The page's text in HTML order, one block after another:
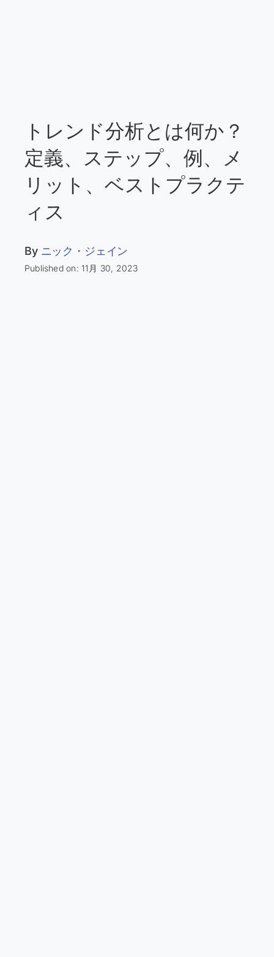
トレンド分析とは何か？
定義、ステップ、例、メ
リット、ベストプラクテ
ィス
By ニック・ジェイン
Published on: 11月 30, 2023